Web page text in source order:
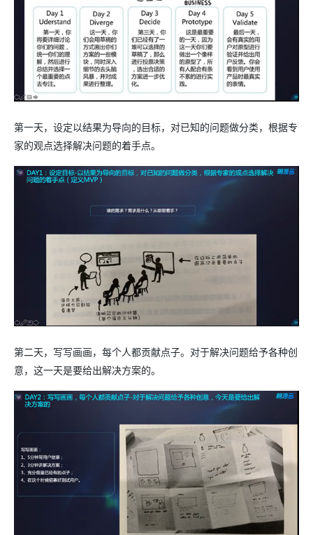
第一天，设定以结果为导向的目标，对已知的问题做分类，根据专
家的观点选择解决问题的着手点。
第二天，写写画画，每个人都贡献点子。对于解决问题给予各种创
意，这一天是要给出解决方案的。